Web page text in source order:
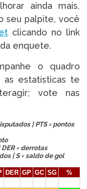
ainda mais,
seu palpite, você
clicando no link
enquete.
o quadro
estatísticas te
vote nas
| PTS = pontos
DER = derrotas
| S = saldo de gol
DER GP GC SG
%